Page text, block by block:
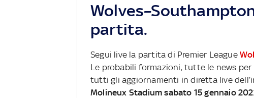
partita.
Segui live la partita di Premier League
Le probabili formazioni, tutte le news
tutti gli aggiornamenti in diretta live
Molineux Stadium sabato 15 gennaio